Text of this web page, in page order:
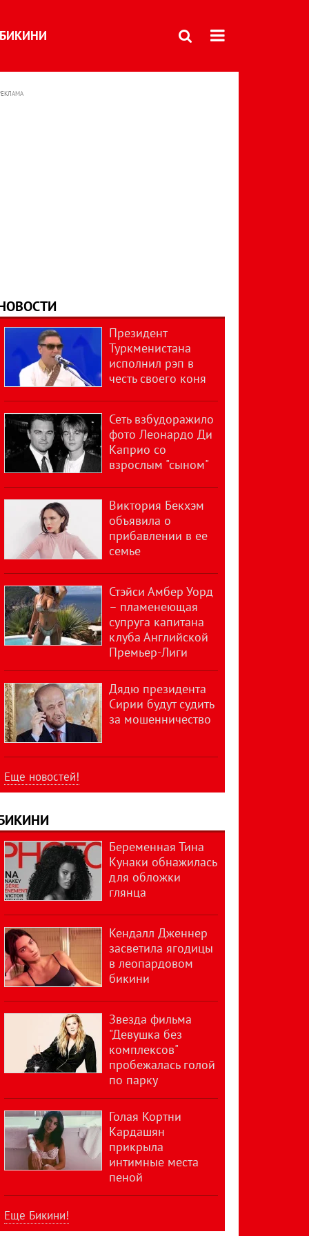
БИКИНИ
Президент
Туркменистана
исполнил рэп в
честь своего коня
Сеть взбудоражило
фото Леонардо Ди
Каприо со
взрослым "сыном"
Виктория Бекхэм
объявила о
прибавлении в ее
семье
Стэйси Амбер Уорд
– пламенеющая
супруга капитана
клуба Английской
Премьер-Лиги
Дядю президента
Сирии будут судить
за мошенничество
Еще новостей!
Беременная Тина
Кунаки обнажилась
для обложки
глянца
Кендалл Дженнер
засветила ягодицы
в леопардовом
бикини
Звезда фильма
"Девушка без
комплексов"
пробежалась голой
по парку
Голая Кортни
Кардашян
прикрыла
интимные места
пеной
Еще Бикини!